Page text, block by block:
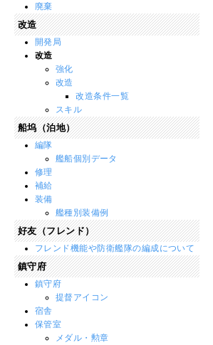
廃棄
改造
開発局
改造
強化
改造
改造条件一覧
スキル
船坞（泊地）
編隊
艦船個別データ
修理
補給
装備
艦種別装備例
好友（フレンド）
フレンド機能や防衛艦隊の編成について
鎮守府
鎮守府
提督アイコン
宿舎
保管室
メダル・勲章